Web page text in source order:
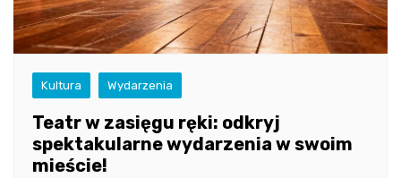
Kultura Wydarzenia
Teatr w zasięgu ręki: odkryj
spektakularne wydarzenia w swoim
mieście!